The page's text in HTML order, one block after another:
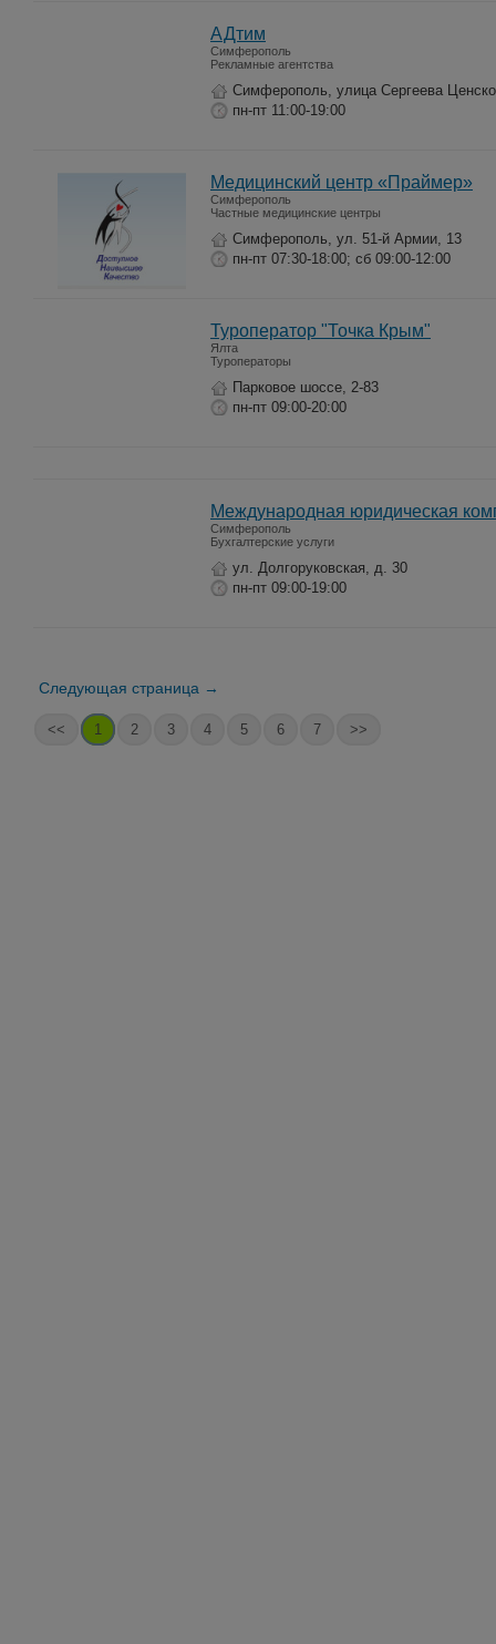
АДтим
Симферополь
Рекламные агентства
Симферополь, улица Сергеева
пн-пт 11:00-19:00
Медицинский центр «Праймер»
Симферополь
Частные медицинские центры
Симферополь, ул. 51-й Армии, 13
пн-пт 07:30-18:00; сб 09:00-12:00
Туроператор "Точка Крым"
Ялта
Туроператоры
Парковое шоссе, 2-83
пн-пт 09:00-20:00
Международная юридическая
Симферополь
Бухгалтерские услуги
ул. Долгоруковская, д. 30
пн-пт 09:00-19:00
Следующая страница →
<< 1 2 3 4 5 6 7 >>